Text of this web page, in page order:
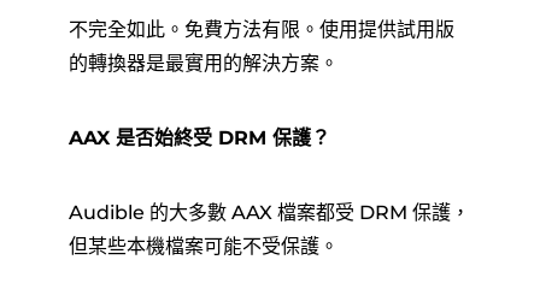
不完全如此。免費方法有限。使用提供試用版
的轉換器是最實用的解決方案。
AAX 是否始終受 DRM 保護？
Audible 的大多數 AAX 檔案都受 DRM 保護，
但某些本機檔案可能不受保護。